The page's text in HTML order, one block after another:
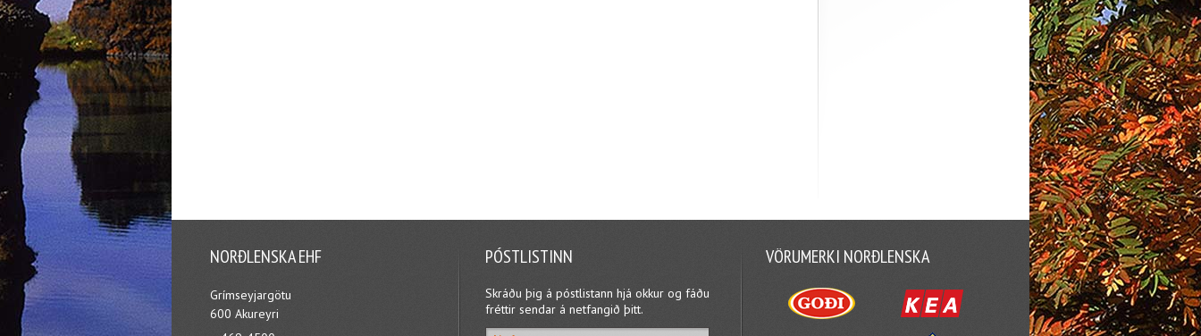
NORÐLENSKA EHF
Grímseyjargötu
600 Akureyri
PÓSTLISTINN
Skráðu þig á póstlistann hjá okkur og fáðu
fréttir sendar á netfangið þitt.
VÖRUMERKI NORÐLENSKA